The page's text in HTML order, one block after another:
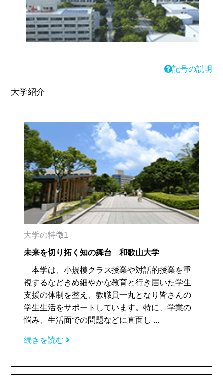
記号の説明
大学紹介
大学の特徴1
未来を切り拓く知の舞台 和歌山大学
本学は、小規模クラス授業や対話的授業を重
視するなどきめ細やかな教育と行き届いた学生
支援の体制を整え、教職員一丸となり皆さんの
学生生活をサポートしています。特に、学業の
悩み、生活面での問題などに直面し ...
続きを読む